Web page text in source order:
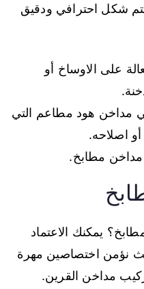
شكل احترافي ودقيق
على الاوساخ أو
مداخن هود مطاعم التي
اصلاحه.
مداخن مطابخ.
يمكنك الاعتماد
نؤمن اختصاصين مهرة
مداخن القرين.